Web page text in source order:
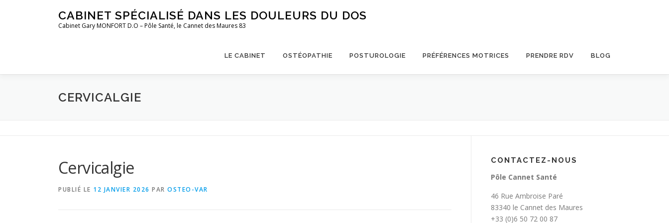
CABINET SPÉCIALISÉ DANS LES DOULEURS DU DOS
Cabinet Gary MONFORT D.O – Pôle Santé, le Cannet des Maures 83
LE CABINET OSTÉOPATHIE POSTUROLOGIE PRÉFÉRENCES MOTRICES PRENDRE RDV BLOG
CERVICALGIE
Cervicalgie
PUBLIÉ LE 12 JANVIER 2026 PAR OSTEO-VAR
CONTACTEZ-NOUS
Pôle Cannet Santé
46 Rue Ambroise Paré
83340 le Cannet des Maures
+33 (0)6 50 72 00 87